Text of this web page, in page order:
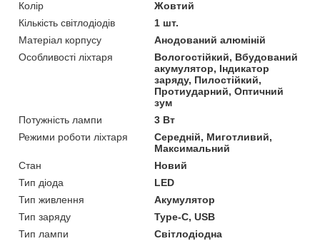
Колір
Жовтий
Кількість світлодіодів
1 шт.
Матеріал корпусу
Анодований алюміній
Особливості ліхтаря
Вологостійкий, Вбудований
акумулятор, Індикатор
заряду, Пилостійкий,
Протиударний, Оптичний
зум
Потужність лампи
3 Вт
Режими роботи ліхтаря
Середній, Миготливий,
Максимальний
Стан
Новий
Тип діода
LED
Тип живлення
Акумулятор
Тип заряду
Type-C, USB
Тип лампи
Світлодіодна